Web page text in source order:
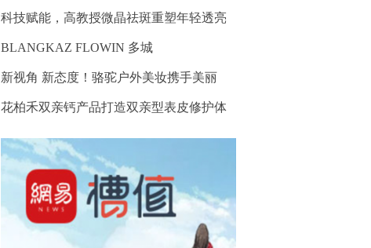
科技赋能，高教授微晶祛斑重塑年轻透亮
BLANGKAZ FLOWIN 多城
新视角 新态度！骆驼户外美妆携手美丽
花柏禾双亲钙产品打造双亲型表皮修护体